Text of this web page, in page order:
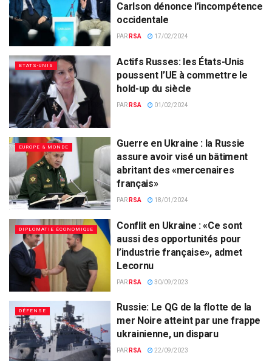
Carlson dénonce l’incompétence
occidentale
PAR RSA 17/02/2024
ETATS-UNIS
Actifs Russes: les États-Unis
poussent l’UE à commettre le
hold-up du siècle
PAR RSA 01/02/2024
EUROPE & MONDE
Guerre en Ukraine : la Russie
assure avoir visé un bâtiment
abritant des «mercenaires
français»
PAR RSA 18/01/2024
DIPLOMATIE ÉCONOMIQUE
Conflit en Ukraine : «Ce sont
aussi des opportunités pour
l’industrie française», admet
Lecornu
PAR RSA 30/09/2023
DÉFENSE
Russie: Le QG de la flotte de la
mer Noire atteint par une frappe
ukrainienne, un disparu
PAR RSA 22/09/2023